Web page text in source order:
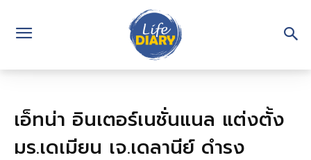
เอ็ทน่า อินเตอร์เนชั่นแนล แต่งตั้ง
มร.เดเมียน เจ.เดลานีย์ ดำรง